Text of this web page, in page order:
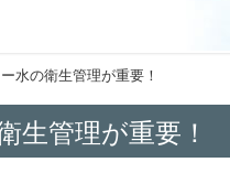
水の衛生管理が重要！
生管理が重要！